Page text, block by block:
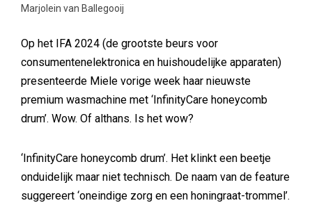
Marjolein van Ballegooij
Op het IFA 2024 (de grootste beurs voor
consumentenelektronica en huishoudelijke apparaten)
presenteerde Miele vorige week haar nieuwste
premium wasmachine met ‘InfinityCare honeycomb
drum’. Wow. Of althans. Is het wow?
‘InfinityCare honeycomb drum’. Het klinkt een beetje
onduidelijk maar niet technisch. De naam van de feature
suggereert ‘oneindige zorg en een honingraat-trommel’.